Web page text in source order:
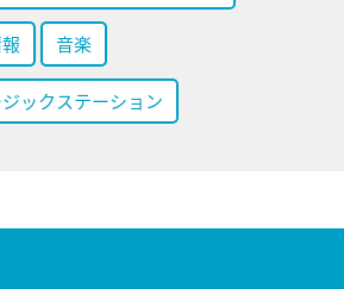
音楽
ックステーション